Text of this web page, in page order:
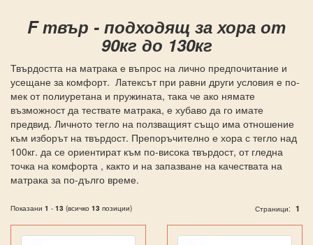
F твър - подходящ за хора от
90кг до 130кг
Твърдостта на матрака е въпрос на лично предпочитание и
усещане за комфорт. Латексът при равни други условия е по-
мек от полиуретана и пружината, така че ако нямате
възможност да тествате матрака, е хубаво да го имате
предвид. Личното тегло на ползващият също има отношение
към изборът на твърдост. Препоръчително е хора с тегло над
100кг. да се ориентират към по-висока твърдост, от гледна
точка на комфорта , както и на запазване на качествата на
матрака за по-дълго време.
Показани 1 - 13 (всичко 13 позиции) Страници: 1